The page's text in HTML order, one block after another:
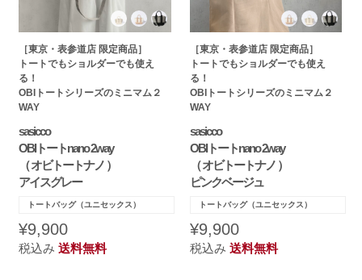
［東京・表参道店 限定商品］
トートでもショルダーでも使え
る！
OBIトートシリーズのミニマム２
WAY
sasicco
OBIトートnano 2way
（ オビトートナノ ）
アイスグレー
トートバッグ（ユニセックス）
¥9,900
税込み送料無料
［東京・表参道店 限定商品］
トートでもショルダーでも使え
る！
OBIトートシリーズのミニマム２
WAY
sasicco
OBIトートnano 2way
（ オビトートナノ ）
ピンクベージュ
トートバッグ（ユニセックス）
¥9,900
税込み送料無料